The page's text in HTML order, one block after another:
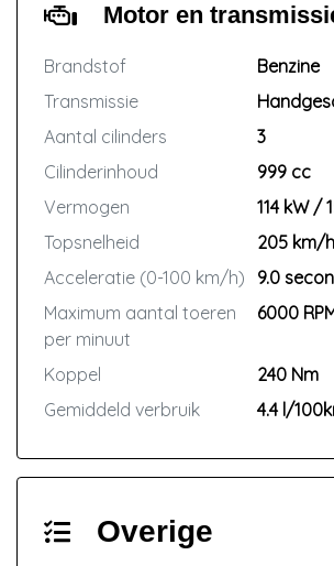
Motor en
Brandstof
Benzine
Transmissie
Aantal cilinders
3
Cilinderinhoud
999 cc
Vermogen
114 kW /
Topsnelheid
205 km/h
Acceleratie (0-100 km/h)
9.0
Maximum aantal toeren
per minuut
6000
Koppel
240 Nm
Gemiddeld verbruik
4.4 l/
Overige